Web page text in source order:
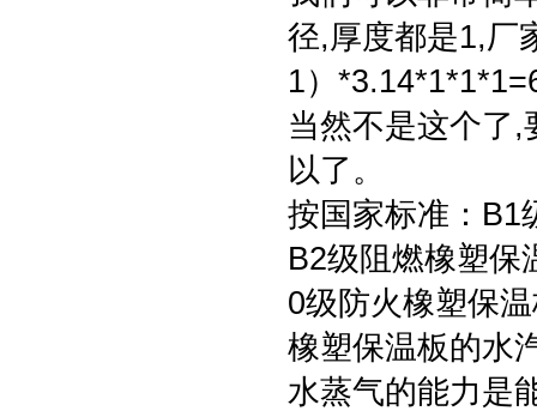
径,厚度都是1,厂
1）
当然不是这个了
以了。
按国家标准：B1
B2级阻燃橡塑保
0级防火橡塑保
橡塑保温板的水
水蒸气的能力是